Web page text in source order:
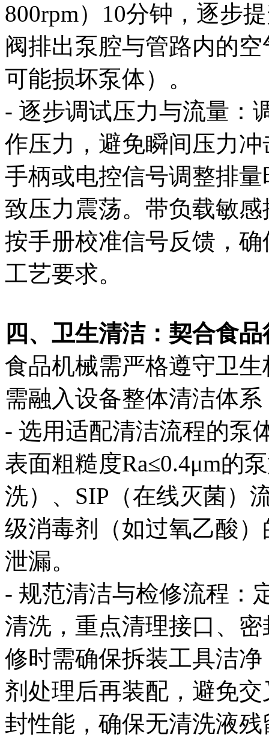
800rpm）10分钟，逐步
阀排出泵腔与管路内的
可能损坏泵体）。
- 逐步调试压力与流量：
作压力，避免瞬间压力
手柄或电控信号调整排
致压力震荡。带负载敏
按手册校准信号反馈，
工艺要求。
四、卫生清洁：契合食
食品机械需严格遵守卫
需融入设备整体清洁体系
- 选用适配清洁流程的泵
表面粗糙度Ra≤0.4μm的
洗）、SIP（在线灭菌）
级消毒剂（如过氧乙酸
泄漏。
- 规范清洁与检修流程：
清洗，重点清理接口、
修时需确保拆装工具洁
剂处理后再装配，避免
封性能，确保无清洗液